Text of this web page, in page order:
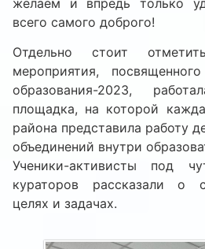
желаем и впредь только
всего самого доброго!
Отдельно стоит
мероприятия,
образования-2023,
площадка, на которой
района представила работу
объединений внутри
Ученики-активисты под
кураторов рассказали о
целях и задачах.